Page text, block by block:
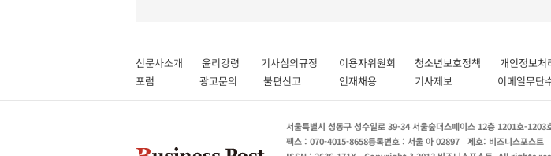
신문사소개 윤리강령 기사심의규정 이용자위원회 청소년보호정책 개인정
포럼
광고문의 불편신고 인재채용 기사제보 이메일무단
서울특별시 성동구 성수일로 39-34 서울숲더스페이스 12층 1201호-1203
팩스 : 070-4015-8658등록번호 : 서울 아 02897 제호: 비즈니스포스트